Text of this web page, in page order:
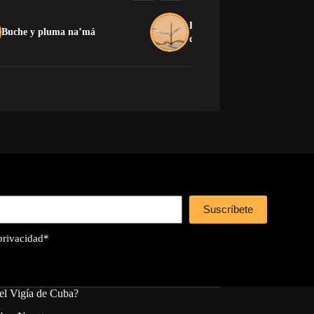
Buche y pluma na’má
La crítica que no devora: el
dilema de la oposición
Suscríbete
*
Vigía de Cuba?